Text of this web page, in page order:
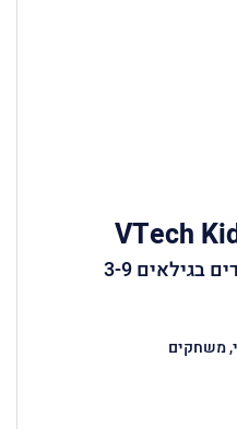
VTech
בגילאים 3-9
משחקים